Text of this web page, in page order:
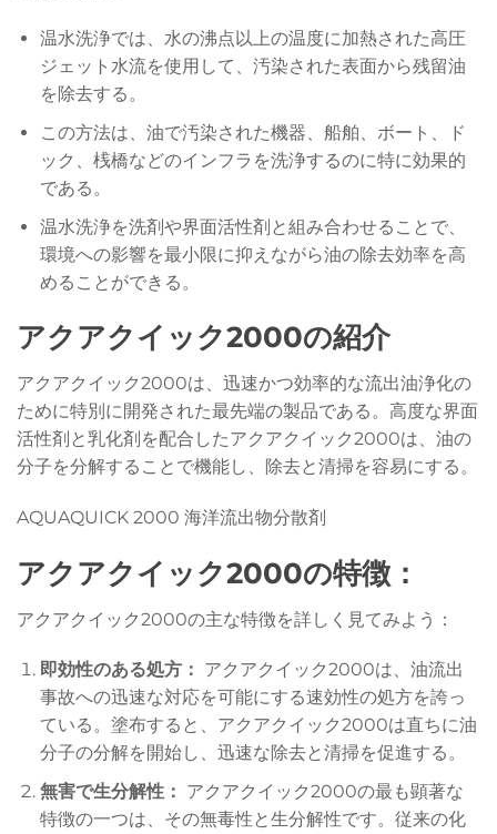
温水洗浄では、水の沸点以上の温度に加熱された高圧
ジェット水流を使用して、汚染された表面から残留油
を除去する。
この方法は、油で汚染された機器、船舶、ボート、ド
ック、桟橋などのインフラを洗浄するのに特に効果的
である。
温水洗浄を洗剤や界面活性剤と組み合わせることで、
環境への影響を最小限に抑えながら油の除去効率を高
めることができる。
アクアクイック2000の紹介
アクアクイック2000は、迅速かつ効率的な流出油浄化の
ために特別に開発された最先端の製品である。高度な界面
活性剤と乳化剤を配合したアクアクイック2000は、油の
分子を分解することで機能し、除去と清掃を容易にする。
AQUAQUICK 2000 海洋流出物分散剤
アクアクイック2000の特徴：
アクアクイック2000の主な特徴を詳しく見てみよう：
即効性のある処方： アクアクイック2000は、油流出
事故への迅速な対応を可能にする速効性の処方を誇っ
ている。塗布すると、アクアクイック2000は直ちに油
分子の分解を開始し、迅速な除去と清掃を促進する。
無害で生分解性： アクアクイック2000の最も顕著な
特徴の一つは、その無毒性と生分解性です。従来の化